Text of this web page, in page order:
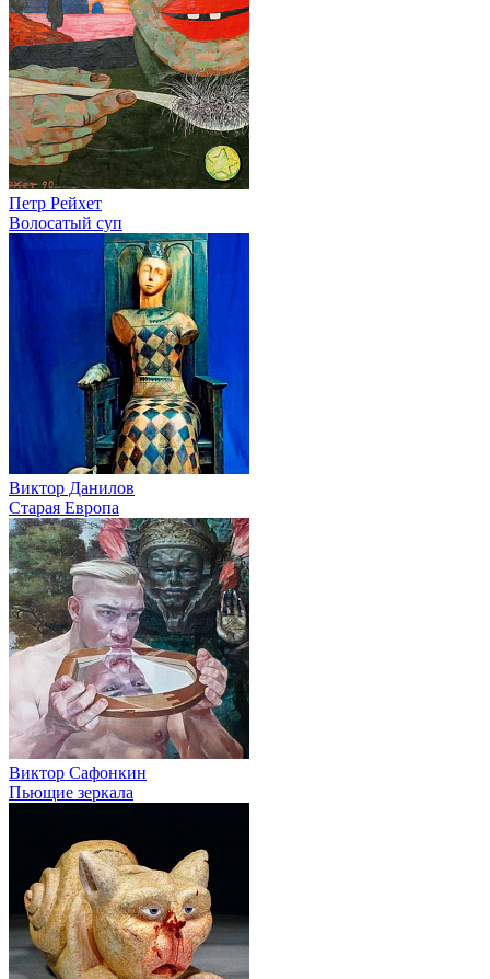
Петр Рейхет
Волосатый суп
Виктор Данилов
Старая Европа
Виктор Сафонкин
Пьющие зеркала